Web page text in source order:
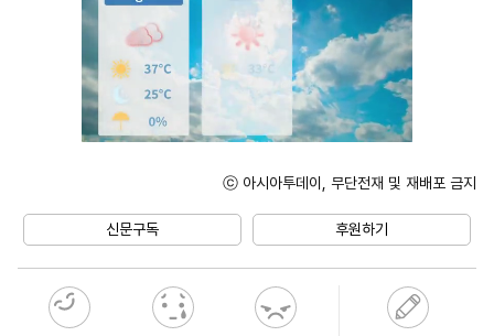
ⓒ 아시아투데이, 무단전재 및 재배포 금지
신문구독 후원하기